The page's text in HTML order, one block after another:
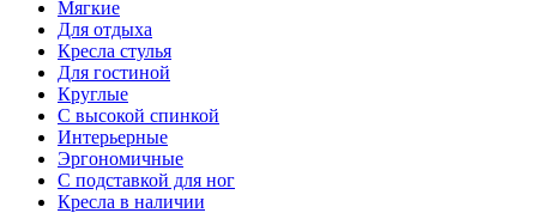
Мягкие
Для отдыха
Кресла стулья
Для гостиной
Круглые
С высокой спинкой
Интерьерные
Эргономичные
С подставкой для ног
Кресла в наличии